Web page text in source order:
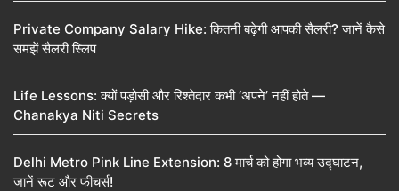
Private Company Salary Hike: कितनी बढ़ेगी आपकी सैलरी? जानें कैसे
समझें सैलरी स्लिप
Life Lessons: क्यों पड़ोसी और रिश्तेदार कभी ‘अपने’ नहीं होते —
Chanakya Niti Secrets
Delhi Metro Pink Line Extension: 8 मार्च को होगा भव्य उद्घाटन,
जानें रूट और फीचर्स!